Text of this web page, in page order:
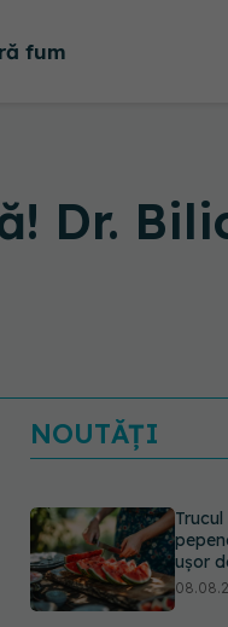
fum
Dr.
NOUTĂȚI
ușor